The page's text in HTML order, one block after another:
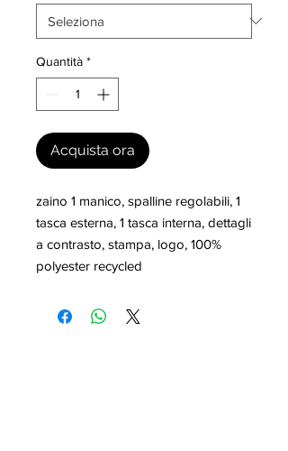
Quantità *
Acquista ora
zaino 1 manico, spalline regolabili, 1
tasca esterna, 1 tasca interna, dettagli
a contrasto, stampa, logo, 100%
polyester recycled